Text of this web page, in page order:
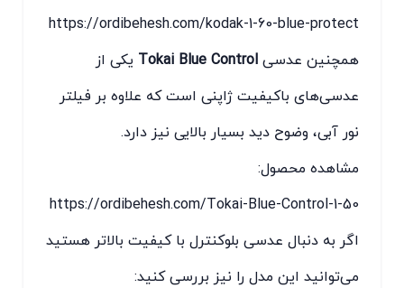
https://ordibehesh.com/kodak-1-60-blue-protect
همچنین عدسی Tokai Blue Control یکی از
عدسی‌های باکیفیت ژاپنی است که علاوه بر فیلتر
نور آبی، وضوح دید بسیار بالایی نیز دارد.
مشاهده محصول:
https://ordibehesh.com/Tokai-Blue-Control-1-50
اگر به دنبال عدسی بلوکنترل با کیفیت بالاتر هستید
می‌توانید این مدل را نیز بررسی کنید: